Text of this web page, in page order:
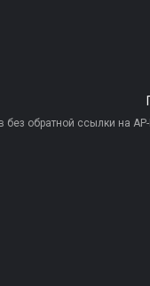
без обратной ссылки на